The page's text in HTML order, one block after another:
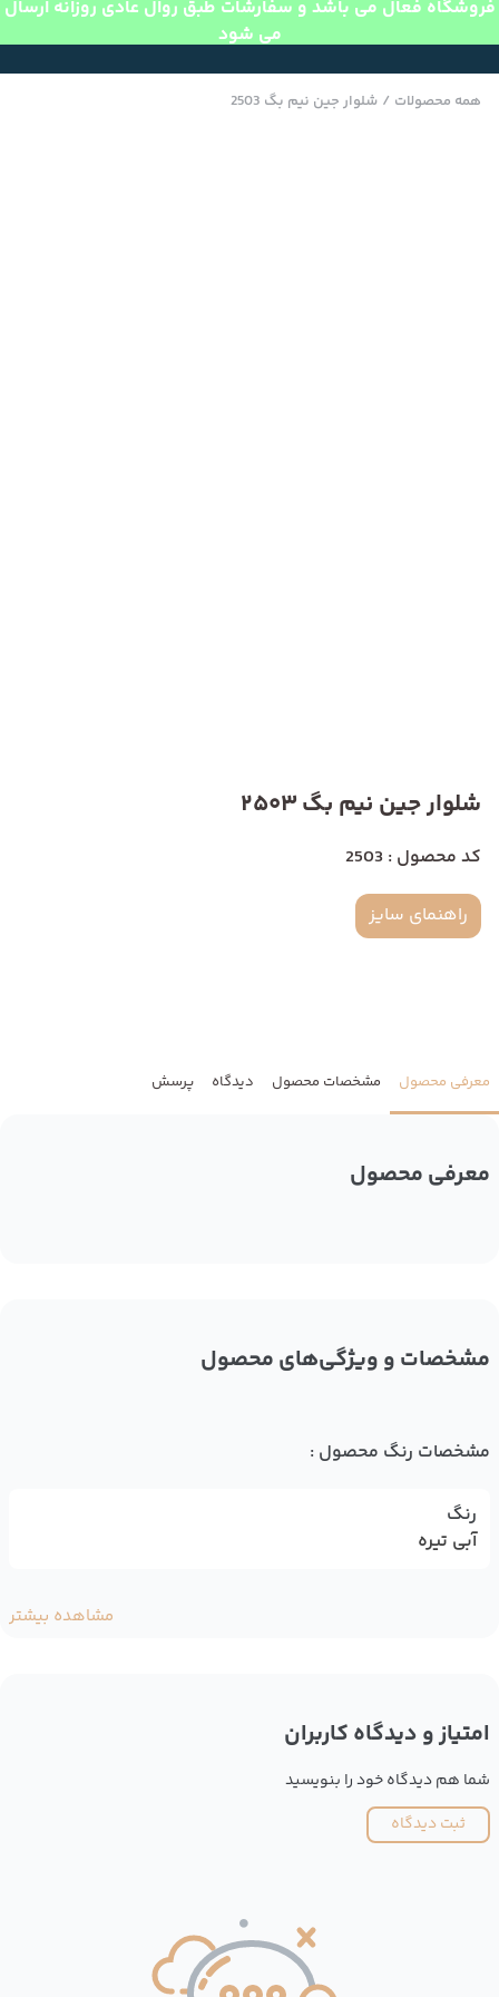
فروشگاه فعال می باشد و سفارشات طبق روال عادی روزانه ارسال
می شود
همه محصولات / شلوار جین نیم بگ 2503
شلوار جین نیم بگ 2503
کد محصول : 2503
راهنمای سایز
معرفی محصول مشخصات محصول دیدگاه پرسش
معرفی محصول
مشخصات و ویژگی‌های محصول
مشخصات رنگ محصول :
رنگ
آبی تیره
مشاهده بیشتر
امتیاز و دیدگاه کاربران
شما هم دیدگاه خود را بنویسید
ثبت دیدگاه